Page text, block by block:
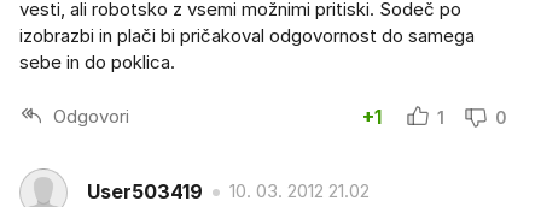
vesti, ali robotsko z vsemi možnimi pritiski. Sodeč po
izobrazbi in plači bi pričakoval odgovornost do samega
sebe in do poklica.
Odgovori +1 1 0
User503419 10. 03. 2012 21.02